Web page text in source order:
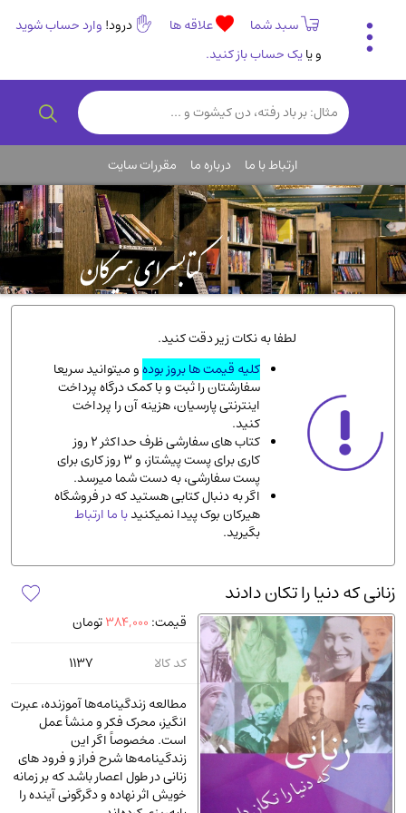
سبد شما علاقه ها درود! وارد حساب شوید
و یایک حساب باز کنید.
تاریخی و فرهنگی
(838)
رمان و داستان ایرانی(307)
روانشناسی(357)
انگلیسی و زبان خارجی(14)
کودکان و نوجوانان(76)
کتب نادر و کمیاب(19)
روانشناسی(112)
طب گیاهی و سنتی(45)
فلسفه و جامعه شناسی(151)
ادبیات و شعر
ادیان و مذاهب
دانشگاهی و آموزشی
اقتصادی، بازاریابی و مالی(56)
پزشکی(140)
کامپیوتر و نرم افزار(13)
ورزشی و تربیت بدنی(34)
آشپزی و خوراکی(25)
سرگرمی و بازی(7)
سیاسی(116)
رمان و داستان خارجی(489)
حقوقی و قانون(47)
کتاب های مصور رنگی و گلاسه
ارتباط با ما درباره ما مقررات سایت
لطفا به نکات زیر دقت کنید.
کلیه قیمت ها بروز بودهو میتوانید سریعا
سفارشتان را ثبت و با کمک درگاه پرداخت
اینترنتی پارسیان، هزینه آن را پرداخت
کنید.
کتاب های سفارشی ظرف حداکثر 2 روز
کاری برای پست پیشتاز، و 3 روز کاری برای
پست سفارشی، به دست شما میرسد.
اگر به دنبال کتابی هستید که در فروشگاه
هیرکان بوک پیدا نمیکنیدبا ما ارتباط
بگیرید.
زنانی که دنیا را تکان دادند
قیمت: 384,000تومان
کد کالا
1137
مطالعه زندگینامه‌ها آموزنده، عبرت
انگیز، محرک فکر و منشأ عمل
است. مخصوصاً اگر این
زندگینامه‌ها شرح فراز و فرود های
زنانی در طول اعصار باشد که بر زمانه
خویش اثر نهاده و دگرگونی آینده را